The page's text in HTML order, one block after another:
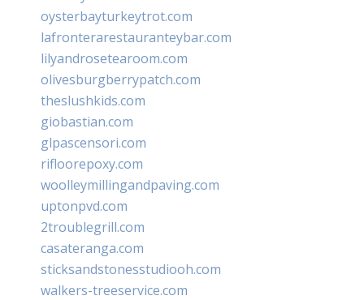
oysterbayturkeytrot.com
lafronterarestauranteybar.com
lilyandrosetearoom.com
olivesburgberrypatch.com
theslushkids.com
giobastian.com
glpascensori.com
rifloorepoxy.com
woolleymillingandpaving.com
uptonpvd.com
2troublegrill.com
casateranga.com
sticksandstonesstudiooh.com
walkers-treeservice.com